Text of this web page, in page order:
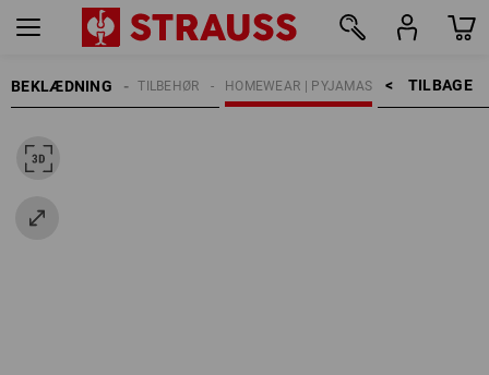
BEKLÆDNING TILBAGE    >
HOMEWEAR | PYJAMAS
TILBEHØR
DAMER